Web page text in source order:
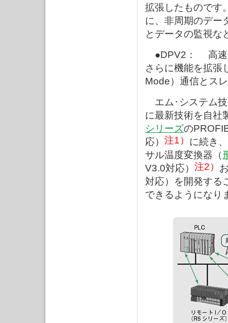
拡張したものです
に、非周期のデー
とデータの監視な
●DPV2： 高速
さらに機能を拡張
Mode）通信とス
エム･システム技
に最新技術を自社
シリーズの
応） 注1） に続き
サル温度変換器（
V3.0対応） 注2）
対応）を開発する
できるようになり